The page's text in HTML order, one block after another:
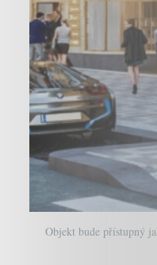
Objekt bude přístupný